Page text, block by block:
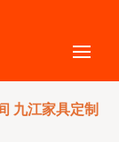
九江家具定制